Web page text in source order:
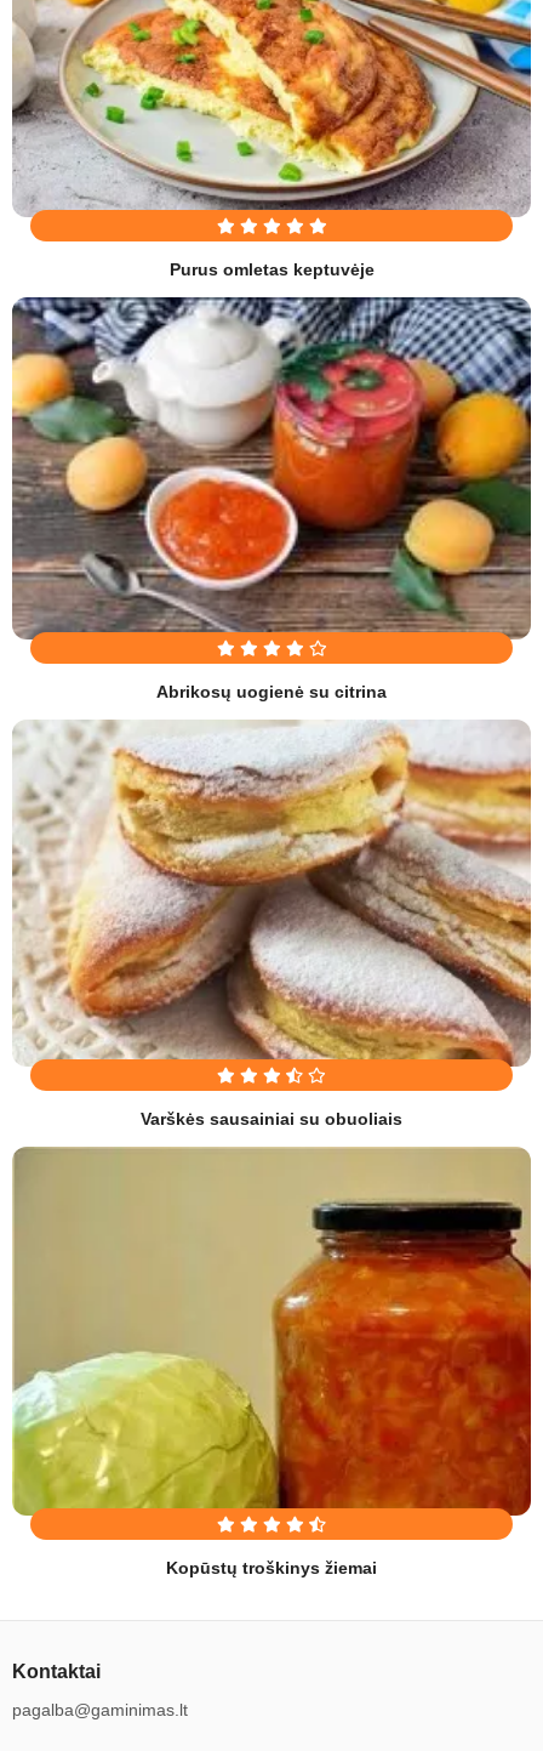
Purus omletas keptuvėje
Abrikosų uogienė su citrina
Varškės sausainiai su obuoliais
Kopūstų troškinys žiemai
Kontaktai
pagalba@gaminimas.lt